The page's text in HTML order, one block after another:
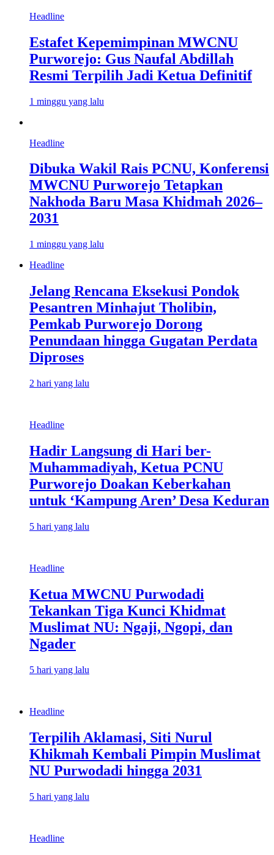
Headline
Estafet Kepemimpinan MWCNU
Purworejo: Gus Naufal Abdillah
Resmi Terpilih Jadi Ketua Definitif
1 minggu yang lalu
Headline
Dibuka Wakil Rais PCNU, Konferensi
MWCNU Purworejo Tetapkan
Nakhoda Baru Masa Khidmah 2026–
2031
1 minggu yang lalu
Headline
Jelang Rencana Eksekusi Pondok
Pesantren Minhajut Tholibin,
Pemkab Purworejo Dorong
Penundaan hingga Gugatan Perdata
Diproses
2 hari yang lalu
Headline
Hadir Langsung di Hari ber-
Muhammadiyah, Ketua PCNU
Purworejo Doakan Keberkahan
untuk ‘Kampung Aren’ Desa Keduran
5 hari yang lalu
Headline
Ketua MWCNU Purwodadi
Tekankan Tiga Kunci Khidmat
Muslimat NU: Ngaji, Ngopi, dan
Ngader
5 hari yang lalu
Headline
Terpilih Aklamasi, Siti Nurul
Khikmah Kembali Pimpin Muslimat
NU Purwodadi hingga 2031
5 hari yang lalu
Headline